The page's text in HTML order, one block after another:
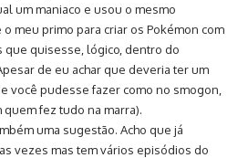
um maniaco e usou o mesmo
meu primo para criar os Pokémon com
que quisesse, lógico, dentro do
de eu achar que deveria ter um
você pudesse fazer como no smogon,
quem fez tudo na marra).
uma sugestão. Acho que já
vezes mas tem vários episódios do